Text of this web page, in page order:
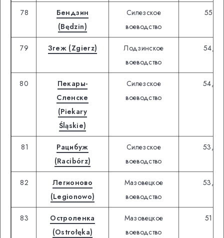
78
Бендзин
(Będzin)
Силезское
воеводство
79 Згеж (Zgierz)
Лодзинское
воеводство
80
Пекары-
Сленске
(Piekary
Śląskie)
Силезское
воеводство
81
Рацибуж
(Racibórz)
Силезское
воеводство
82
Легионово
(Legionowo)
Мазовецкое
воеводство
83
Остроленка
(Ostrołęka)
Мазовецкое
воеводство